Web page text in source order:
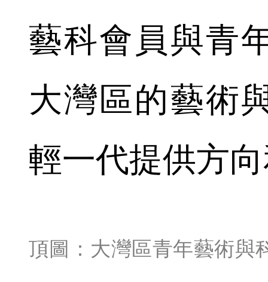
藝科會員與青
大灣區的藝術
輕一代提供方
頂圖：大灣區青年藝術與